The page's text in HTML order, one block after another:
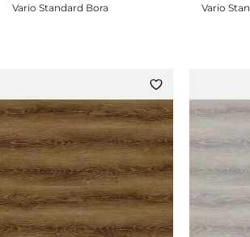
Vario Standard Bora
Vario